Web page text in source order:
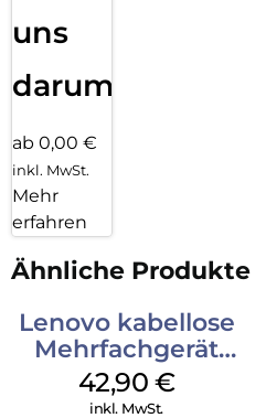
uns
darum!
ab 0,00 €
inkl. MwSt.
Mehr
erfahren
Ähnliche Produkte
Lenovo kabellose
Mehrfachgerät
Luna Grey
42,90 €
inkl. MwSt.